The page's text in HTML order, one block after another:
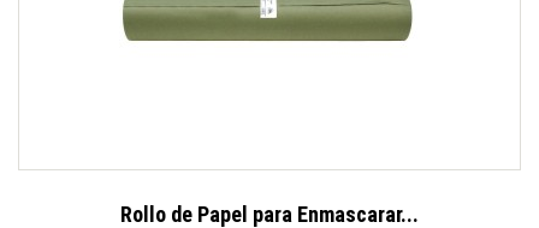
Rollo de Papel para Enmascarar...